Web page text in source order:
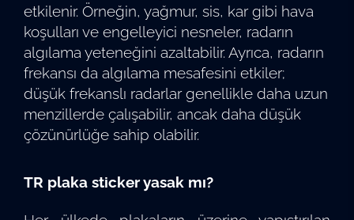
etkilenir. Örneğin, yağmur, sis, kar gibi hava
koşulları ve engelleyici nesneler, radarın
algılama yeteneğini azaltabilir. Ayrıca, radarın
frekansı da algılama mesafesini etkiler;
düşük frekanslı radarlar genellikle daha uzun
menzillerde çalışabilir, ancak daha düşük
çözünürlüğe sahip olabilir.
TR plaka sticker yasak mı?